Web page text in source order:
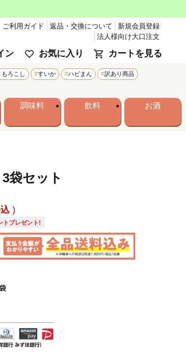
ご利用ガイド 返品・交換について
新規会員登録
法人様向け大口注文
ン お気に入り カートを見る
ろこし すいか ハピまん
訳あり商品
調味料 飲料 お酒
袋セット
トプレゼント!